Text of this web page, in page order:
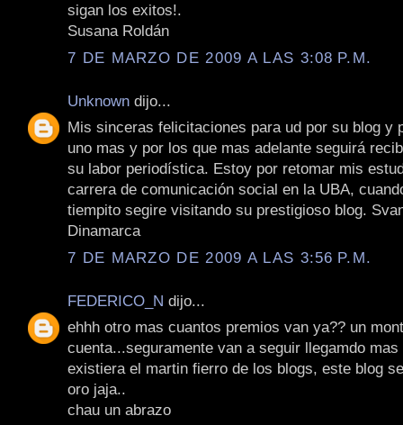
sigan los exitos!.
Susana Roldán
7 DE MARZO DE 2009 A LAS 3:08 P.M.
Unknown dijo...
Mis sinceras felicitaciones para ud por su blog y
uno mas y por los que mas adelante seguirá
su labor periodística. Estoy por retomar mis
carrera de comunicación social en la UBA,
tiempito segire visitando su prestigioso blog.
Dinamarca
7 DE MARZO DE 2009 A LAS 3:56 P.M.
FEDERICO_N dijo...
ehhh otro mas cuantos premios van ya?? un
cuenta...seguramente van a seguir llegamdo
existiera el martin fierro de los blogs, este blog
oro jaja..
chau un abrazo